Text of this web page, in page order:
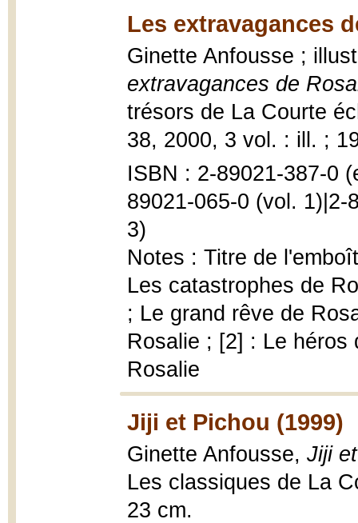
Les extravagances
Ginette Anfousse ;
extravagances de
trésors de La Courte
38, 2000, 3 vol. : ill. ;
ISBN : 2-89021-387-0
89021-065-0 (vol. 1)|2-
3)
Notes : Titre de
Les catastrophes de
; Le grand rêve de
Rosalie ; [2] : Le héros
Rosalie
Jiji et Pichou (1999)
Ginette Anfousse, Jiji
Les classiques de La
23 cm.